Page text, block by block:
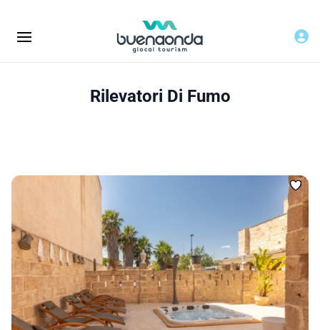
Rilevatori Di Fumo